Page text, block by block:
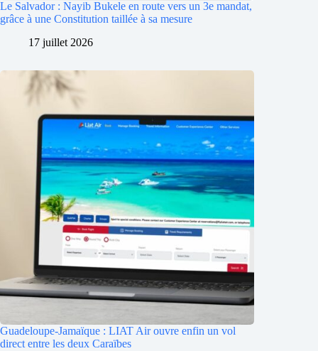
Le Salvador : Nayib Bukele en route vers un 3e mandat,
grâce à une Constitution taillée à sa mesure
17 juillet 2026
Guadeloupe-Jamaïque : LIAT Air ouvre enfin un vol
direct entre les deux Caraïbes